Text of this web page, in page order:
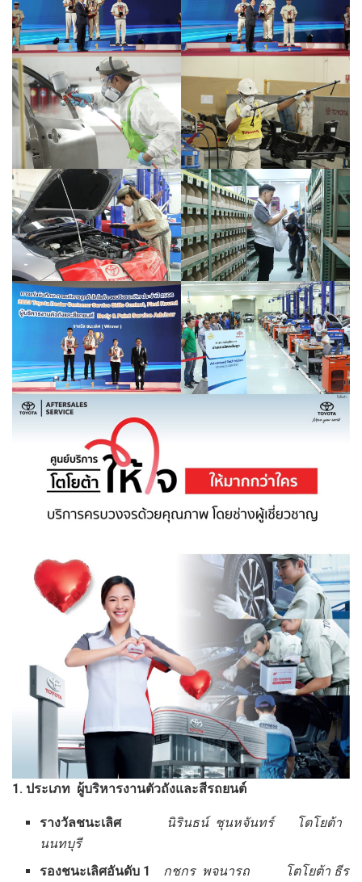
1. ประเภท ผู้บริหารงานตัวถังและสีรถยนต์
รางวัลชนะเลิศ
นิรินธน์ ชุนหจันทร์ โตโยต้า
นนทบุรี
รองชนะเลิศอันดับ 1
กชกร พจนารถ โตโยต้า ธีร